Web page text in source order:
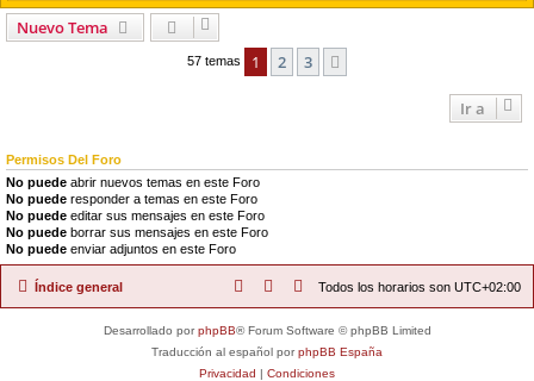
Nuevo Tema
57 temas 1 2 3
Ir a
Permisos Del Foro
No puede abrir nuevos temas en este Foro
No puede responder a temas en este Foro
No puede editar sus mensajes en este Foro
No puede borrar sus mensajes en este Foro
No puede enviar adjuntos en este Foro
Índice general Todos los horarios son UTC+02:00
Desarrollado porphpBB® Forum Software © phpBB Limited
Traducción al español porphpBB España
Privacidad | Condiciones